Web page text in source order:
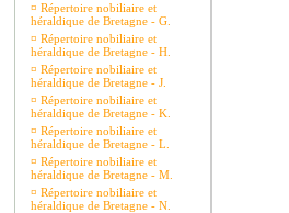
¤ Répertoire nobiliaire et
héraldique de Bretagne - G.
¤ Répertoire nobiliaire et
héraldique de Bretagne - H.
¤ Répertoire nobiliaire et
héraldique de Bretagne - J.
¤ Répertoire nobiliaire et
héraldique de Bretagne - K.
¤ Répertoire nobiliaire et
héraldique de Bretagne - L.
¤ Répertoire nobiliaire et
héraldique de Bretagne - M.
¤ Répertoire nobiliaire et
héraldique de Bretagne - N.